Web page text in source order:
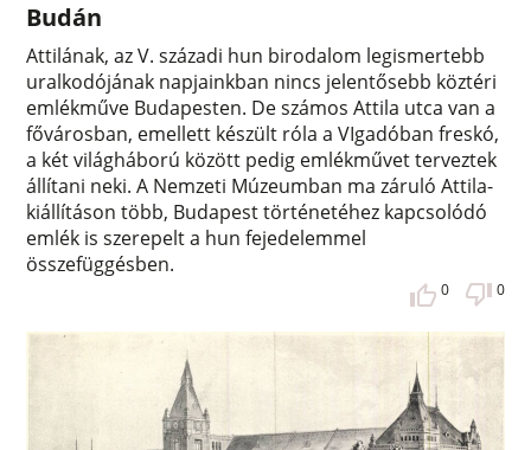
Budán
Attilának, az V. századi hun birodalom legismertebb
uralkodójának napjainkban nincs jelentősebb köztéri
emlékműve Budapesten. De számos Attila utca van a
fővárosban, emellett készült róla a VIgadóban freskó,
a két világháború között pedig emlékművet terveztek
állítani neki. A Nemzeti Múzeumban ma záruló Attila-
kiállításon több, Budapest történetéhez kapcsolódó
emlék is szerepelt a hun fejedelemmel
összefüggésben.
0 0